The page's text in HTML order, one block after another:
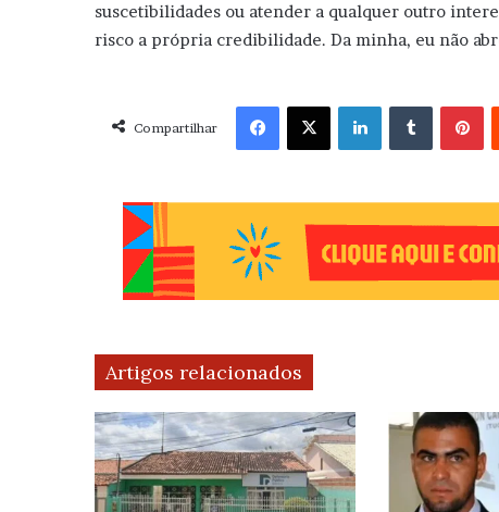
suscetibilidades ou atender a qualquer outro
risco a própria credibilidade. Da minha, eu não
Compartilhar
Facebook X Linkedin
Artigos relacionados